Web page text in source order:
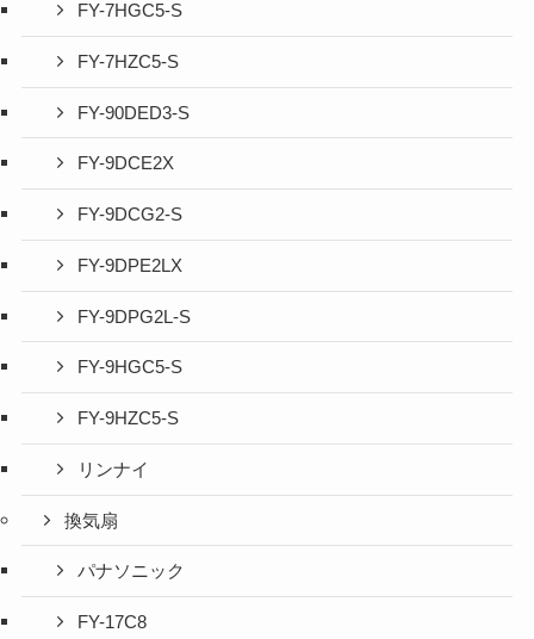
FY-7HGC5-S
FY-7HZC5-S
FY-90DED3-S
FY-9DCE2X
FY-9DCG2-S
FY-9DPE2LX
FY-9DPG2L-S
FY-9HGC5-S
FY-9HZC5-S
リンナイ
換気扇
パナソニック
FY-17C8